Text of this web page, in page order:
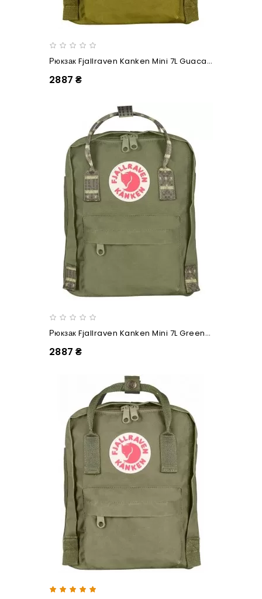
Рюкзак Fjallraven Kanken Mini 7L Guacamole
2887 ₴
Рюкзак Fjallraven Kanken Mini 7L Green/Folk Pattern
2887 ₴